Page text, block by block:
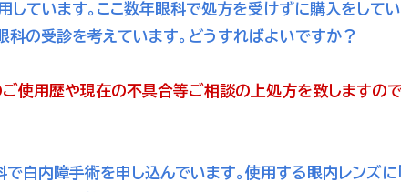
しています。ここ数年眼科で処方を受けずに購入をして
科の受診を考えています。どうすればよいですか？
ご使用歴や現在の不具合等ご相談の上処方を致しますの
で白内障手術を申し込んでいます。使用する眼内レンズに